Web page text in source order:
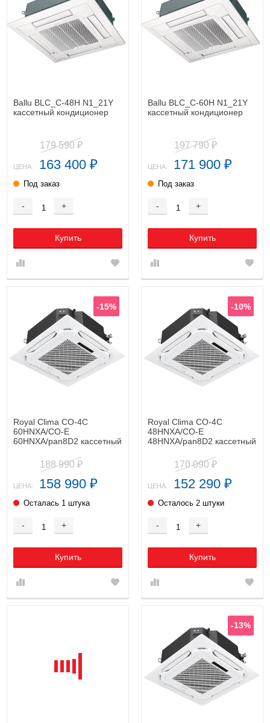
Ballu BLC_C-48H N1_21Y
кассетный кондиционер
179 590 ₽
ЦЕНА: 163 400 ₽
Под заказ
- +
Купить
Ballu BLC_C-60H N1_21Y
кассетный кондиционер
197 790 ₽
ЦЕНА: 171 900 ₽
Под заказ
- +
Купить
-15%
Royal Clima CO-4C
60HNXA/CO-E
60HNXA/pan8D2 кассетный
188 990 ₽
ЦЕНА: 158 990 ₽
Осталась 1 штука
- +
Купить
-10%
Royal Clima CO-4C
48HNXA/CO-E
48HNXA/pan8D2 кассетный
170 090 ₽
ЦЕНА: 152 290 ₽
Осталось 2 штуки
- +
Купить
-13%